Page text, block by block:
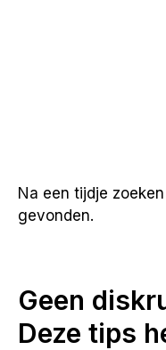
Na een tijdje
gevonden.
Geen
Deze tips